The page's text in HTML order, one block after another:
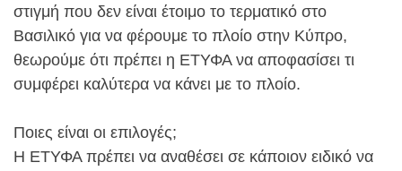
στιγμή που δεν είναι έτοιμο το τερματικό στο
Βασιλικό για να φέρουμε το πλοίο στην Κύπρο,
θεωρούμε ότι πρέπει η ΕΤΥΦΑ να αποφασίσει τι
συμφέρει καλύτερα να κάνει με το πλοίο.
Ποιες είναι οι επιλογές;
Η ΕΤΥΦΑ πρέπει να αναθέσει σε κάποιον ειδικό να